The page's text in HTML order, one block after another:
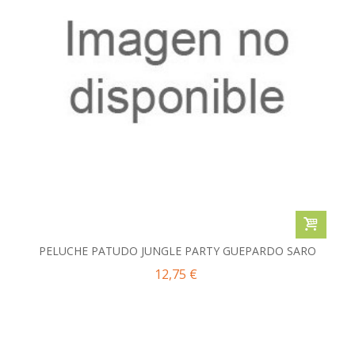
PELUCHE PATUDO JUNGLE PARTY GUEPARDO SARO
12,75 €